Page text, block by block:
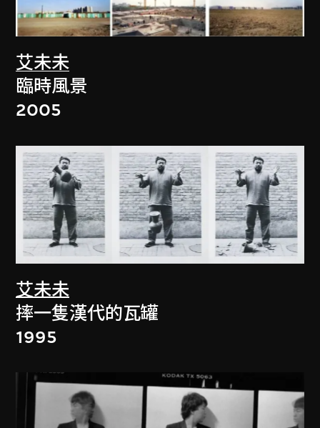
艾未未
臨時風景
2005
艾未未
摔一隻漢代的瓦罐
1995